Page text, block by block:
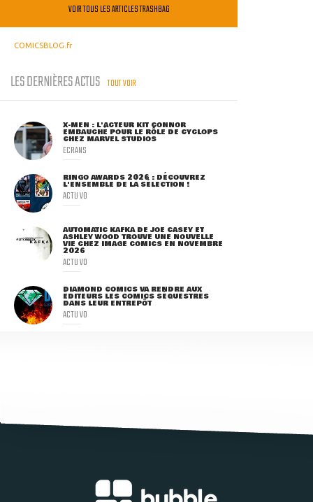
VOIR TOUS LES ARTICLES TRASHBAG
COMICSBLOG.fr
LES DERNIÈRES ACTUS TOUT VOIR
X-MEN : L'ACTEUR KIT CONNOR
EMBAUCHÉ POUR LE RÔLE DE CYCLOPS
CHEZ MARVEL STUDIOS
ECRANS
RINGO AWARDS 2026 : DÉCOUVREZ
L'ENSEMBLE DE LA SÉLECTION !
ACTU VO
AUTOMATIC KAFKA DE JOE CASEY ET
ASHLEY WOOD TROUVE UNE NOUVELLE
VIE CHEZ IMAGE COMICS EN NOVEMBRE
2026
ACTU VO
DIAMOND COMICS VA RENDRE AUX
ÉDITEURS LES COMICS SÉQUESTRÉS
DANS LEUR ENTREPÔT
ACTU VO